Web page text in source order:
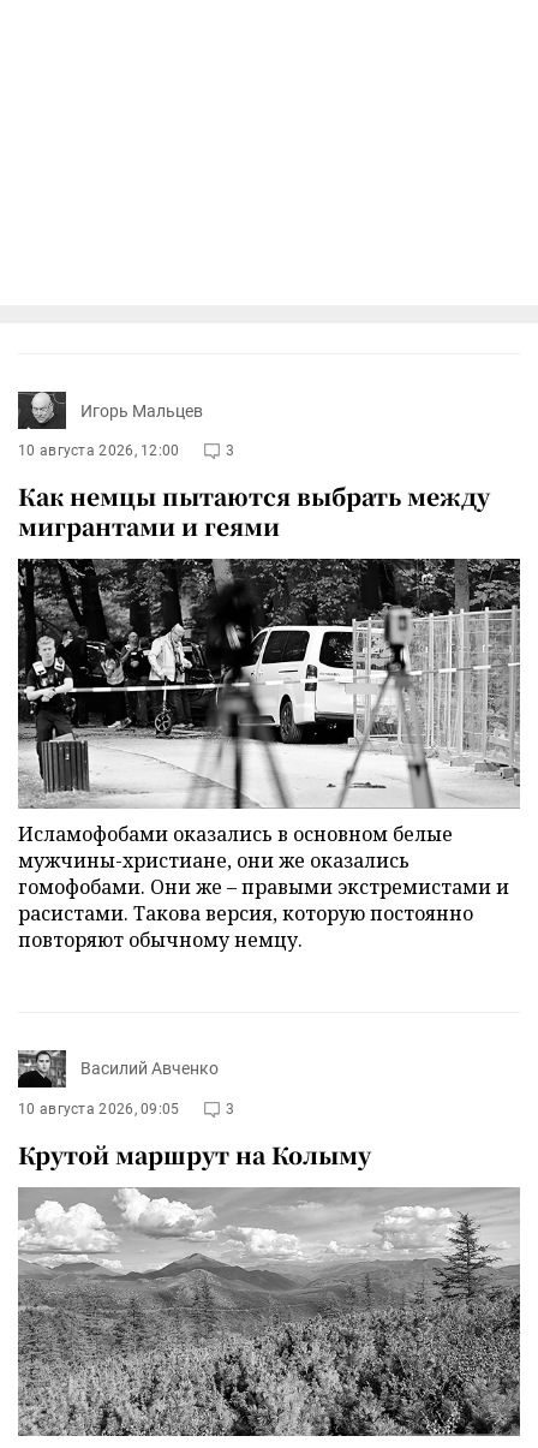
Игорь Мальцев
10 августа 2026, 12:00 3
Как немцы пытаются выбрать между
мигрантами и геями
Исламофобами оказались в основном белые
мужчины-христиане, они же оказались
гомофобами. Они же – правыми экстремистами и
расистами. Такова версия, которую постоянно
повторяют обычному немцу.
Василий Авченко
10 августа 2026, 09:05 3
Крутой маршрут на Колыму